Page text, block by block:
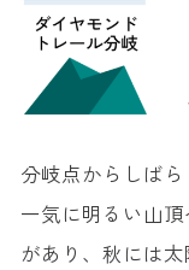
分岐点からしば
一気に明るい山
があり、秋には